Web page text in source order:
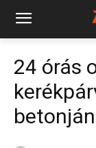
24 órás